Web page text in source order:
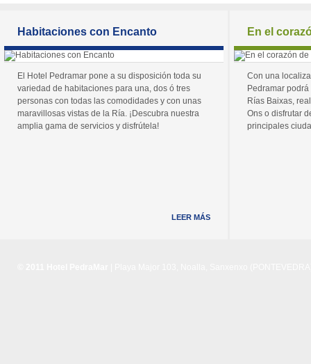
Habitaciones con Encanto
El Hotel Pedramar pone a su disposición toda su
variedad de habitaciones para una, dos ó tres
personas con todas las comodidades y con unas
maravillosas vistas de la Ría. ¡Descubra nuestra
amplia gama de servicios y disfrútela!
LEER MÁS
En el
Con una
Pedramar
Rías Baixas,
Ons o disfrutar
principales